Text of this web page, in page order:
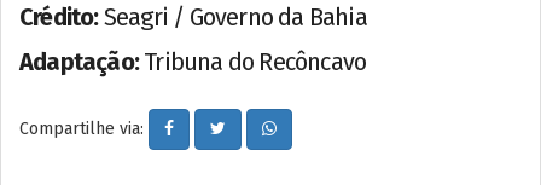
Crédito:Seagri / Governo da Bahia
Adaptação:Tribuna do Recôncavo
Compartilhe via: